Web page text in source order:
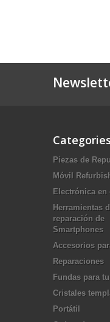
Categories
Piezas de
Móvil
Electrónica en
Herramientas
reparación de
Smartphones
Accesorios
Reparaciones
Fundas para tu
Cristales
Portátil